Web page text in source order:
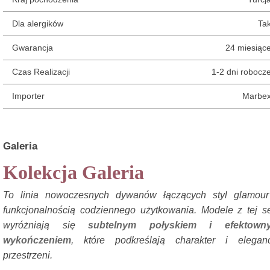
Dla alergików
Gwarancja 24 miesiące
Czas Realizacji 1-2 dni robocze
Importer
Galeria
Kolekcja Galeria
To linia nowoczesnych dywanów łączących styl
funkcjonalnością codziennego użytkowania. Modele z tej
wyróżniają sięsubtelnym połyskiem i
wykończeniem, które podkreślają charakter i
przestrzeni.